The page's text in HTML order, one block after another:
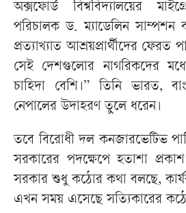
অক্সফোর্ড বিশ্ববিদ্যালয়ের
পরিচালক ড. ম্যাডেলিন
প্রত্যাখ্যাত আশ্রয়প্রার্থীদের
সেই দেশগুলোর নাগরিকদের
চাহিদা বেশি।” তিনি ভারত,
নেপালের উদাহরণ তুলে ধরেন।
তবে বিরোধী দল কনজারভেটিভ
সরকারের পদক্ষেপে হতাশা
সরকার শুধু কঠোর কথা বলছে,
এখন সময় এসেছে সত্যিকারের